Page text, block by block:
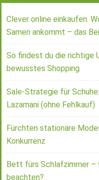
Clever online einkaufen:
Samen ankommt – das
So findest du die richtige
bewusstes Shopping
Sale-Strategie für
Lazamani (ohne Fehlkauf)
Fürchten stationäre
Konkurrenz
Bett fürs Schlafzimmer –
beachten?